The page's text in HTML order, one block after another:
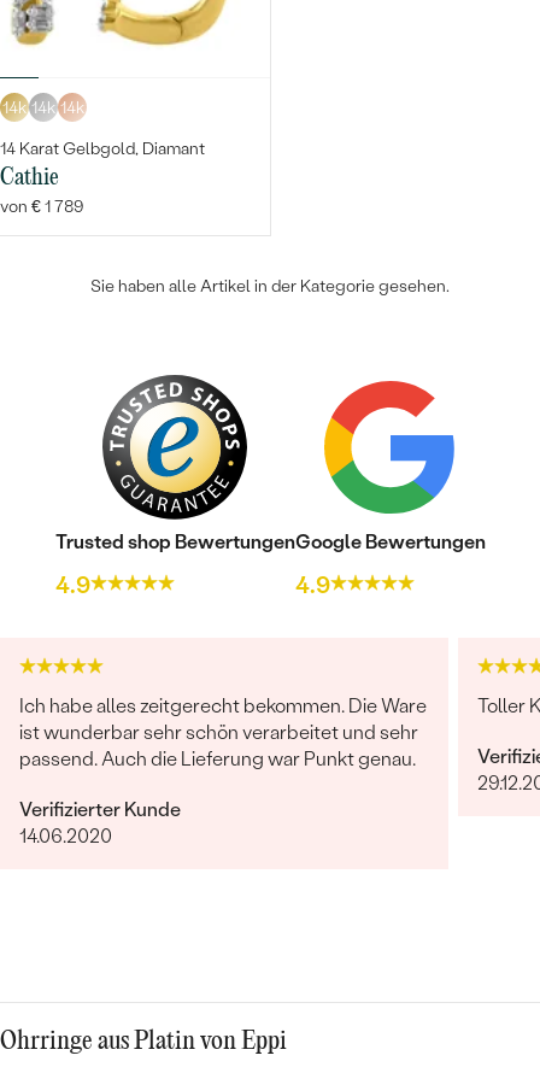
14k 14k 14k
14 Karat Gelbgold, Diamant
Cathie
von € 1 789
Sie haben alle Artikel in der Kategorie gesehen.
Trusted shop Bewertungen
4.9
Google Bewertungen
4.9
Ich habe alles zeitgerecht bekommen. Die Ware
ist wunderbar sehr schön verarbeitet und sehr
passend. Auch die Lieferung war Punkt genau.
Verifizierter Kunde
14.06.2020
Toller
Ohrringe aus Platin von Eppi